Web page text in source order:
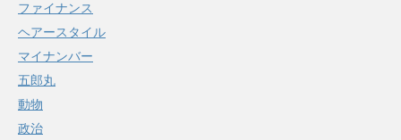
ファイナンス
ヘアースタイル
マイナンバー
五郎丸
動物
政治